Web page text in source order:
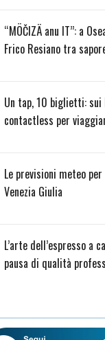
“MÖČIZÄ anu IT”: a
Frico Resiano tra
Un tap, 10 biglietti:
contactless per
Le previsioni meteo
Venezia Giulia
L’arte dell’espresso a
pausa di qualità